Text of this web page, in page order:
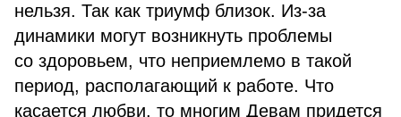
нельзя. Так как триумф близок. Из-за
динамики могут возникнуть проблемы
со здоровьем, что неприемлемо в такой
период, располагающий к работе. Что
касается любви, то многим Девам придется